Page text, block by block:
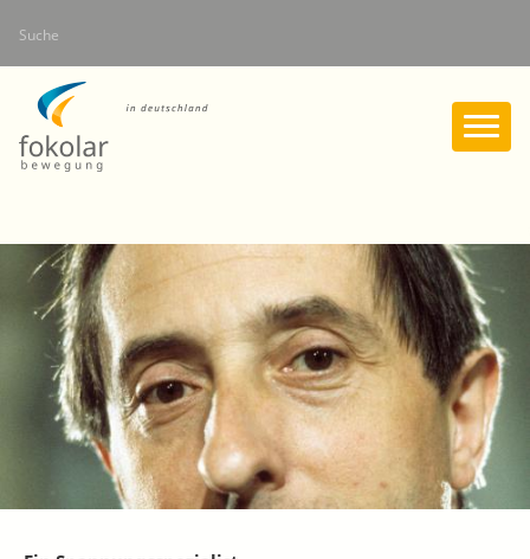
Inhalt
Suche